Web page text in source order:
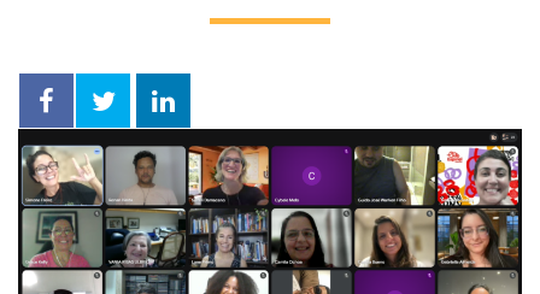
Facebook
TwitterLinkedIn
compartilhar